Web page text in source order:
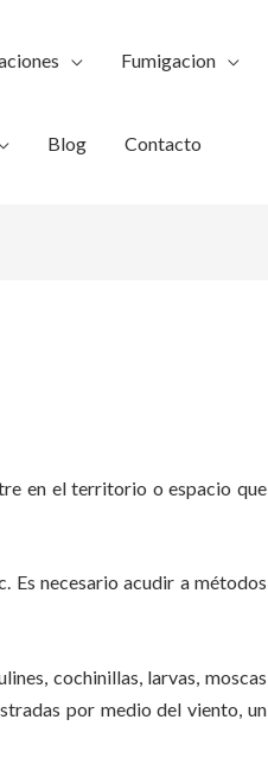
Fumigacion
Blog Contacto
en el territorio o espacio que
Es necesario acudir a métodos
cochinillas, larvas, moscas
por medio del viento, un